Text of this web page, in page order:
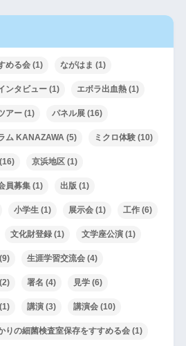
める会(1) ながはま (1)
ンタビュー(1) エボラ出血熱(1)
アー(1) パネル展(16)
ム KANAZAWA(5) ミクロ体験(10)
京浜地区(1)
員募集(1) 出版 (1)
小学生(1) 展示会(1) 工作(6)
文化財登録(1) 文学座公演(1)
生涯学習交流会(4)
署名 (4) 見学(6)
(1) 講演(3) 講演会(10)
りの細菌検査室保存をすすめる会(1)